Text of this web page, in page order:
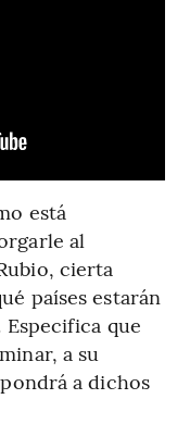
está
al
cierta
países estarán
que
a su
a dichos